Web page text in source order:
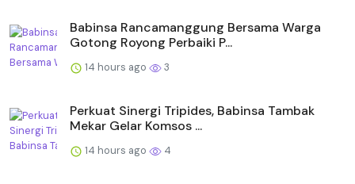
Babinsa Rancamanggung Bersama Warga
Gotong Royong Perbaiki P...
14 hours ago 3
Perkuat Sinergi Tripides, Babinsa Tambak
Mekar Gelar Komsos ...
14 hours ago 4